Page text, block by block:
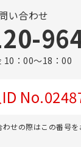
い合わせ
10：00～18：00
せの際はこの番号を